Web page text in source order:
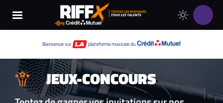
Bienvenue sur plateforme musicale du
Changer
de
RIFFX
Thème
clair
JEUX-CONCOURS